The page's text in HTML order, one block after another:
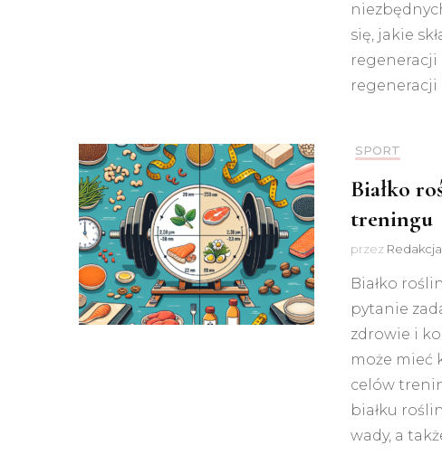
się, jakie
regeneracji
regeneracji
SPORT
Białko
treningu
przez
Białko
pytanie
zdrowie i
może mieć
celów
białku
wady, a